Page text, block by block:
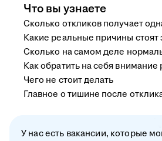
Что вы узнаете
Сколько откликов получает
Какие реальные причины
Сколько на самом деле
Как обратить на себя внимание
Чего не стоит делать
Главное о тишине после
У нас есть вакансии, которые